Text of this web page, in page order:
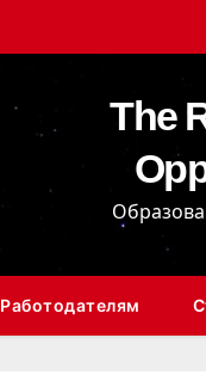
The
Работодателям